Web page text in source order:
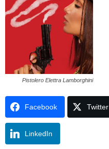
Pistolero Elettra Lamborghini
Facebook Twitter
LinkedIn